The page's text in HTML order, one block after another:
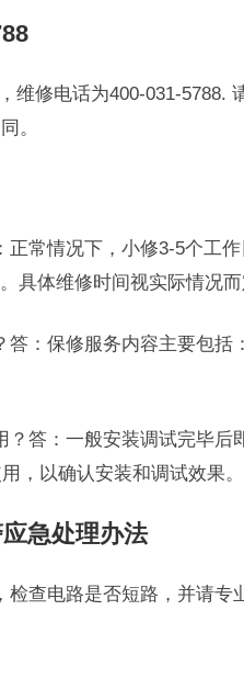
维修电话为400-031-5788.
。
常情况下，小修3-5个工
具体维修时间视实际情况而
：保修服务内容主要包括
答：一般安装调试完毕后
，以确认安装和调试效果。
急处理办法
查电路是否短路，并请专